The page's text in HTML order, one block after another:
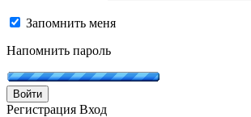
Запомнить меня
Напомнить пароль
Войти
Регистрация Вход